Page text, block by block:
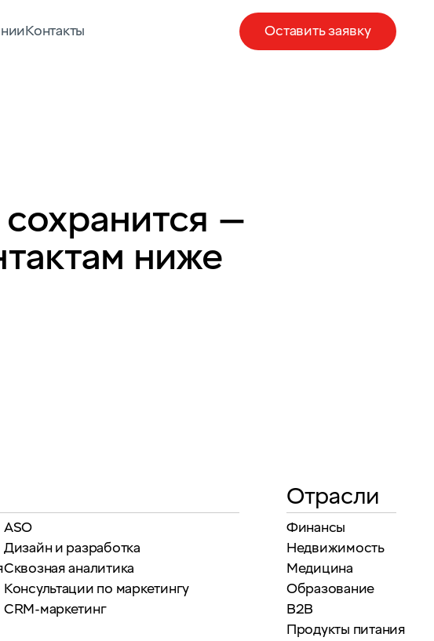
Контакты Оставить заявку
—
ниже
ASO
Дизайн и разработка
Сквозная аналитика
Консультации по маркетингу
CRM-маркетинг
Отрасли
Финансы
Недвижимость
Медицина
Образование
B2B
Продукты питания